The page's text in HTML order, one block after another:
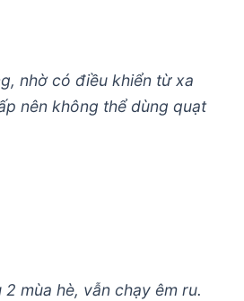
nhờ có điều khiển từ xa
nên không thể dùng quạt
mùa hè, vẫn chạy êm ru.